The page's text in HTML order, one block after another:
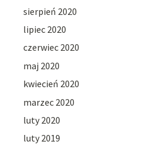
sierpień 2020
lipiec 2020
czerwiec 2020
maj 2020
kwiecień 2020
marzec 2020
luty 2020
luty 2019